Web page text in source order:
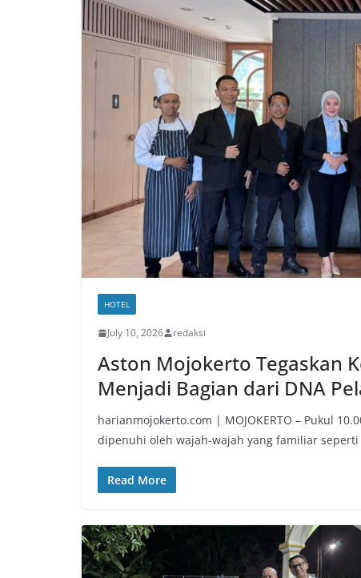
HOTEL
July 10, 2026 redaksi
Aston Mojokerto Tegaskan
Menjadi Bagian dari DNA
harianmojokerto.com | MOJOKERTO – Pukul
dipenuhi oleh wajah-wajah yang familiar seperti
Read More